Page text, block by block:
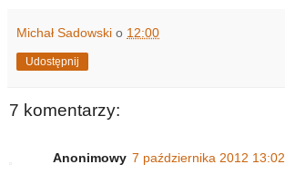
Michał Sadowski o 12:00
Udostępnij
7 komentarzy:
Anonimowy 7 października 2012 13:02